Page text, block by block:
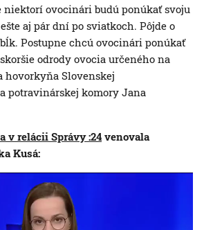
niektorí ovocinári budú ponúkať svoju
aj pár dní po sviatkoch. Pôjde o
Postupne chcú ovocinári ponúkať
odrody ovocia určeného na
hovorkyňa Slovenskej
potravinárskej komory Jana
v relácii Správy :24 venovala
Kusá: